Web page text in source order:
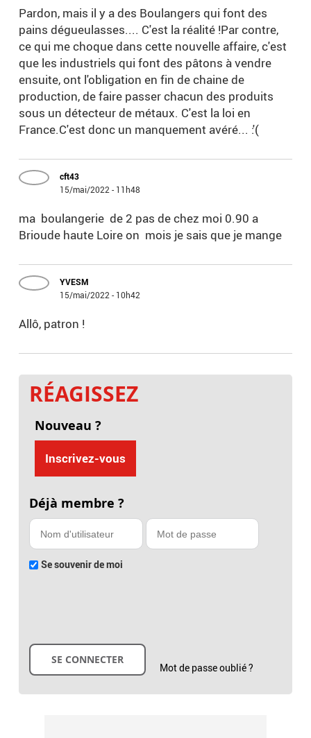
Pardon, mais il y a des Boulangers qui font des
pains dégueulasses.... C'est la réalité !Par contre,
ce qui me choque dans cette nouvelle affaire, c'est
que les industriels qui font des pâtons à vendre
ensuite, ont l'obligation en fin de chaine de
production, de faire passer chacun des produits
sous un détecteur de métaux. C'est la loi en
France.C'est donc un manquement avéré... :'(
cft43
15/mai/2022 - 11h48
ma boulangerie de 2 pas de chez moi 0.90 a
Brioude haute Loire on mois je sais que je mange
YVESM
15/mai/2022 - 10h42
Allô, patron !
RÉAGISSEZ
Nouveau ?
Inscrivez-vous
Déjà membre ?
Se souvenir de moi
Mot de passe oublié ?